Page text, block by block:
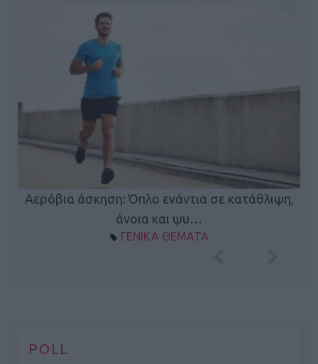
Αερόβια άσκηση: Όπλο ενάντια σε κατάθλιψη,
άνοια και ψυ…
ΓΕΝΙΚΑ ΘΕΜΑΤΑ
POLL